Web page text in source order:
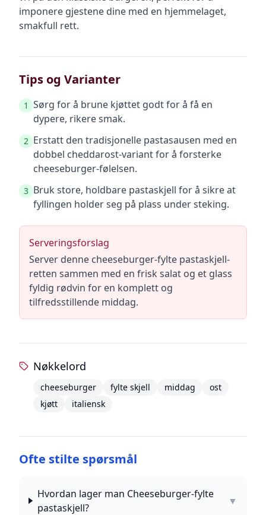
imponere gjestene dine med en hjemmelaget,
smakfull rett.
Tips og Varianter
1 Sørg for å brune kjøttet godt for å få en
dypere, rikere smak.
2 Erstatt den tradisjonelle pastasausen med en
dobbel cheddarost-variant for å forsterke
cheeseburger-følelsen.
3 Bruk store, holdbare pastaskjell for å sikre at
fyllingen holder seg på plass under steking.
Serveringsforslag
Server denne cheeseburger-fylte pastaskjell-
retten sammen med en frisk salat og et glass
fyldig rødvin for en komplett og
tilfredsstillende middag.
Nøkkelord
cheeseburger fylte skjell middag
ost
kjøtt
italiensk
Ofte stilte spørsmål
Hvordan lager man Cheeseburger-fylte
pastaskjell?
▼